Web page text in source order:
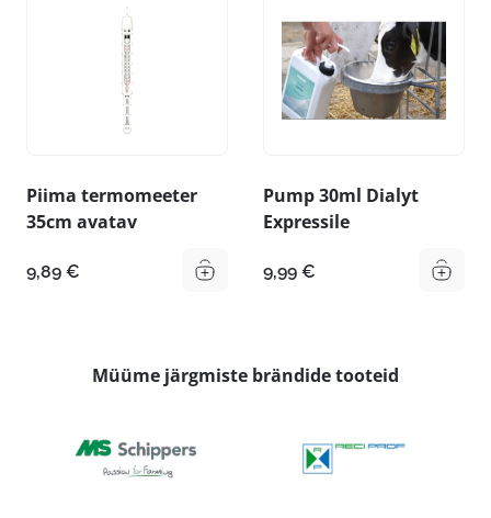
Piima termomeeter
35cm avatav
9,89 €
Pump 30ml Dialyt
Expressile
9,99 €
Müüme järgmiste brändide tooteid